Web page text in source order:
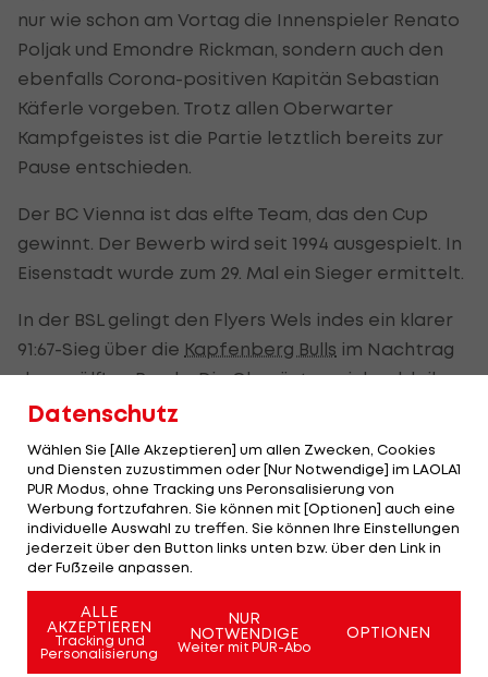
nur wie schon am Vortag die Innenspieler Renato
Poljak und Emondre Rickman, sondern auch den
ebenfalls Corona-positiven Kapitän Sebastian
Käferle vorgeben. Trotz allen Oberwarter
Kampfgeistes ist die Partie letztlich bereits zur
Pause entschieden.
Der BC Vienna ist das elfte Team, das den Cup
gewinnt. Der Bewerb wird seit 1994 ausgespielt. In
Eisenstadt wurde zum 29. Mal ein Sieger ermittelt.
In der BSL gelingt den Flyers Wels indes ein klarer
91:67-Sieg über die Kapfenberg Bulls im Nachtrag
der zwölften Runde. Die Oberösterreicher bleiben
mit zehn Punkten dennoch nur Achter der Tabelle,
sechs.
Triumph für Klosterneuburg
Klosterneuburg indes den vierten Cup-Titel.
Die favorisierten Niederösterreicherinnen
Datenschutz
Wählen Sie [Alle Akzeptieren] um allen Zwecken, Cookies
und Diensten zuzustimmen oder [Nur Notwendige] im LAOLA1
PUR Modus, ohne Tracking uns Peronsalisierung von
Werbung fortzufahren. Sie können mit [Optionen] auch eine
individuelle Auswahl zu treffen. Sie können Ihre Einstellungen
jederzeit über den Button links unten bzw. über den Link in
der Fußzeile anpassen.
ALLE
AKZEPTIEREN
Tracking und
Personalisierung
NUR
NOTWENDIGE
Weiter mit PUR-Abo
OPTIONEN